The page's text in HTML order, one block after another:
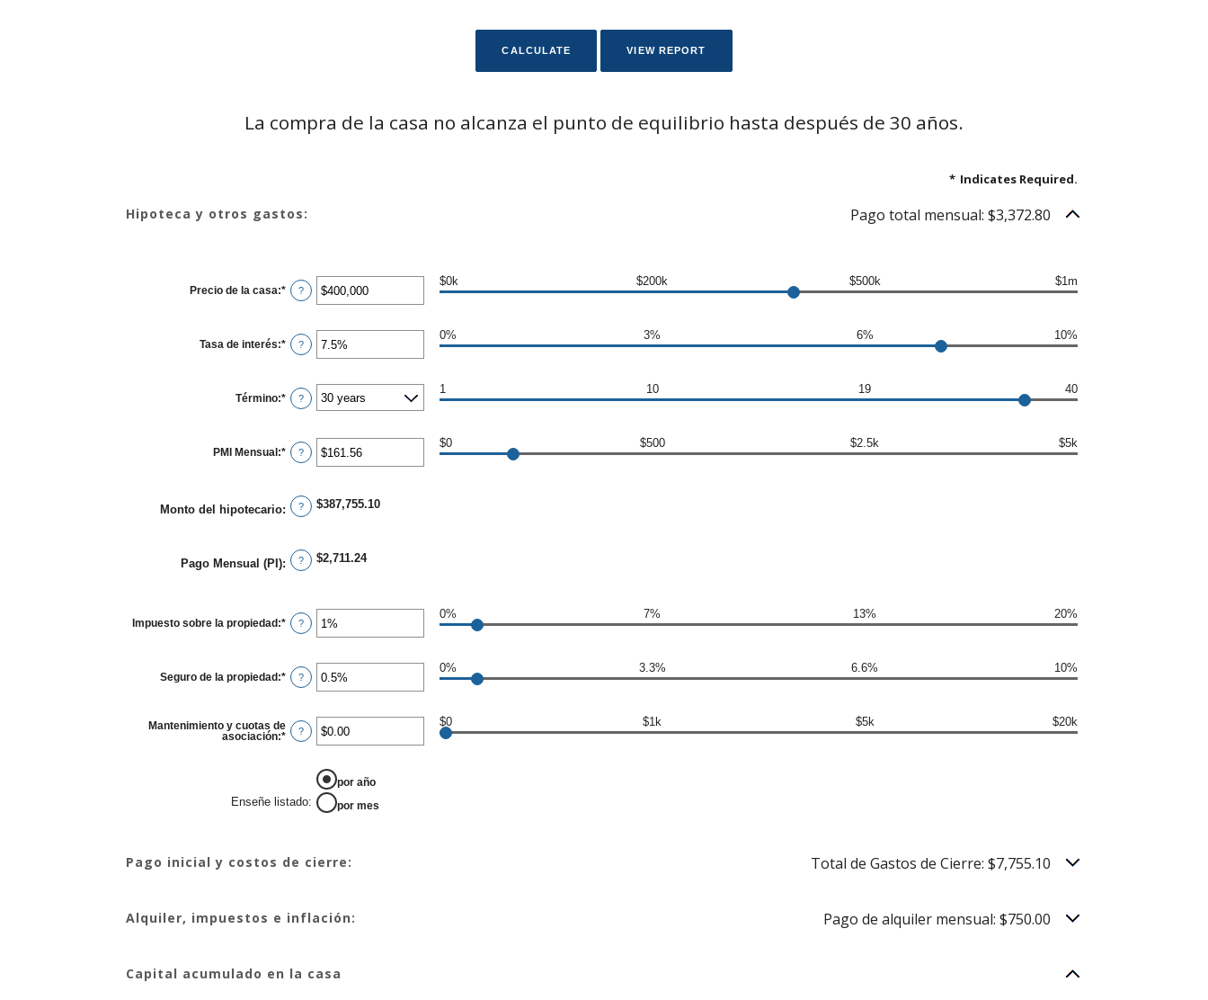
La compra de la casa no alcanza el punto de equilibrio hasta después de 30 años.
* Indicates Required.
Hipoteca y otros gastos: Pago total mensual: $3,372.80
Precio de la casa:* Enter
an
$0
and
$250,000,000
?
$0k $200k $500k $1m
Tasa de interés:* Enter
an
0%
and
50%
?
0% 3% 6% 10%
Término:* ?
1 10 19 40
PMI Mensual:* Enter
an
$0.00
and
$5,000.00
?
$0 $500 $2.5k $5k
Monto del hipotecario: ? $387,755.10
Pago Mensual (PI): ? $2,711.24
Impuesto sobre la propiedad:* Enter
an
0%
and
20%
?
0% 7% 13% 20%
Seguro de la propiedad:* Enter
an
0%
and
10%
?
0% 3.3% 6.6% 10%
Mantenimiento y cuotas de
asociación:* Enter
between
-$20,000.00
$20,000.00
?
$0 $1k $5k $20k
Enseñe listado:
por año
por mes
Pago inicial y costos de cierre: Total de Gastos de Cierre: $7,755.10
Alquiler, impuestos e inflación: Pago de alquiler mensual: $750.00
Capital acumulado en la casa